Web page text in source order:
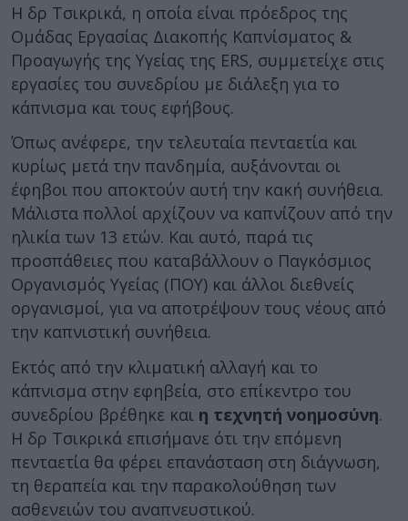
Η δρ Τσικρικά, η οποία είναι πρόεδρος της
Ομάδας Εργασίας Διακοπής Καπνίσματος &
Προαγωγής της Υγείας της ERS, συμμετείχε στις
εργασίες του συνεδρίου με διάλεξη για το
κάπνισμα και τους εφήβους.
Όπως ανέφερε, την τελευταία πενταετία και
κυρίως μετά την πανδημία, αυξάνονται οι
έφηβοι που αποκτούν αυτή την κακή συνήθεια.
Μάλιστα πολλοί αρχίζουν να καπνίζουν από την
ηλικία των 13 ετών. Και αυτό, παρά τις
προσπάθειες που καταβάλλουν ο Παγκόσμιος
Οργανισμός Υγείας (ΠΟΥ) και άλλοι διεθνείς
οργανισμοί, για να αποτρέψουν τους νέους από
την καπνιστική συνήθεια.
Εκτός από την κλιματική αλλαγή και το
κάπνισμα στην εφηβεία, στο επίκεντρο του
συνεδρίου βρέθηκε και η τεχνητή νοημοσύνη.
Η δρ Τσικρικά επισήμανε ότι την επόμενη
πενταετία θα φέρει επανάσταση στη διάγνωση,
τη θεραπεία και την παρακολούθηση των
ασθενειών του αναπνευστικού.